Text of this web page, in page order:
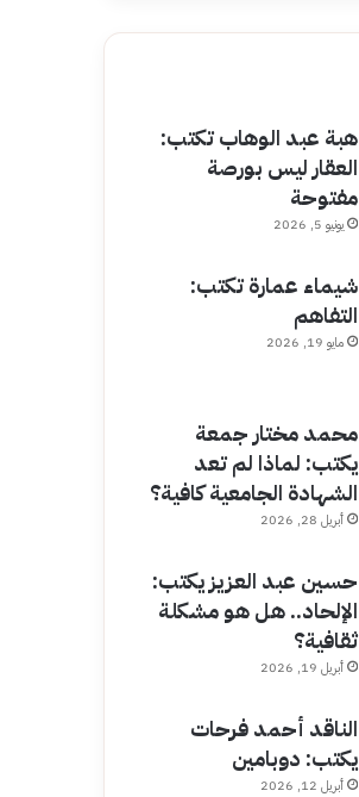
هبة عبد الوهاب تكتب:
العقار ليس بورصة
مفتوحة
يونيو 5, 2026
شيماء عمارة تكتب:
التفاهم
مايو 19, 2026
محمد مختار جمعة
يكتب: لماذا لم تعد
الشهادة الجامعية كافية؟
أبريل 28, 2026
حسين عبد العزيز يكتب:
الإلحاد.. هل هو مشكلة
ثقافية؟
أبريل 19, 2026
الناقد أحمد فرحات
يكتب: دوبامين
أبريل 12, 2026